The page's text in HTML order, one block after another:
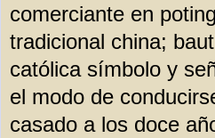
comerciante en
tradicional china;
católica símbolo y
el modo de
casado a los doce